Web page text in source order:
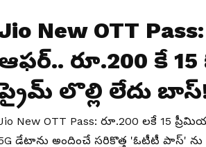
New OTT
రూ.200 కే 15
లొల్లి లేదు
New OTT Pass: రూ.200 లకే 15
డేటాను అందించే సరికొత్త 'ఓటీటీ పాస్'